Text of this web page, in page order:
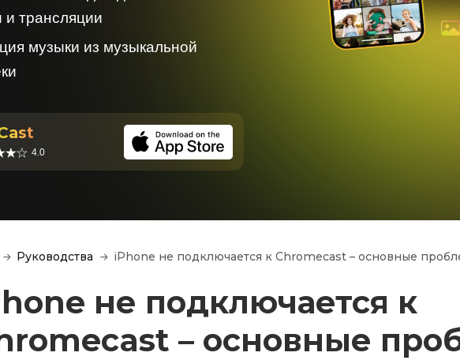
и трансляции
музыки из музыкальной
4.0
Руководства iPhone не подключается к Chromecast – основные
не подключается к
– основные